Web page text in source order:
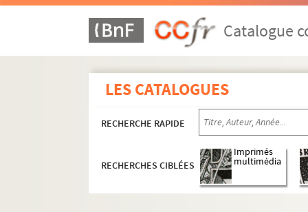
Catalogue
LES CATALOGUES
RECHERCHE RAPIDE
RECHERCHES CIBLÉES
Imprimés
multimédia